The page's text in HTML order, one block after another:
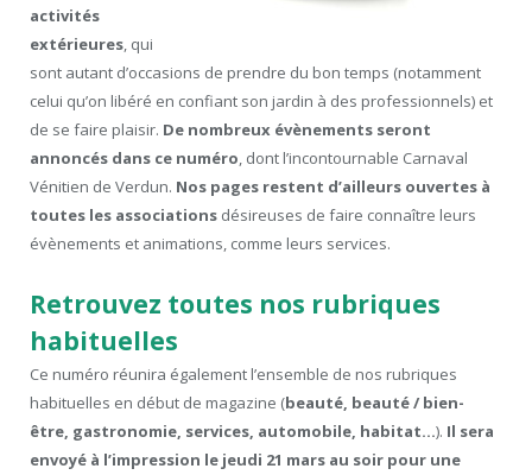
activités
extérieures , qui
sont autant d’occasions de prendre du bon temps (notamment
celui qu’on libéré en confiant son jardin à des professionnels) et
de se faire plaisir. De nombreux évènements seront
annoncés dans ce numéro , dont l’incontournable Carnaval
Vénitien de Verdun. Nos pages restent d’ailleurs ouvertes à
toutes les associations désireuses de faire connaître leurs
évènements et animations, comme leurs services.
Retrouvez toutes nos rubriques
habituelles
Ce numéro réunira également l’ensemble de nos rubriques
habituelles en début de magazine (beauté, beauté / bien-
être, gastronomie, services, automobile, habitat…). Il sera
envoyé à l’impression le jeudi 21 mars au soir pour une